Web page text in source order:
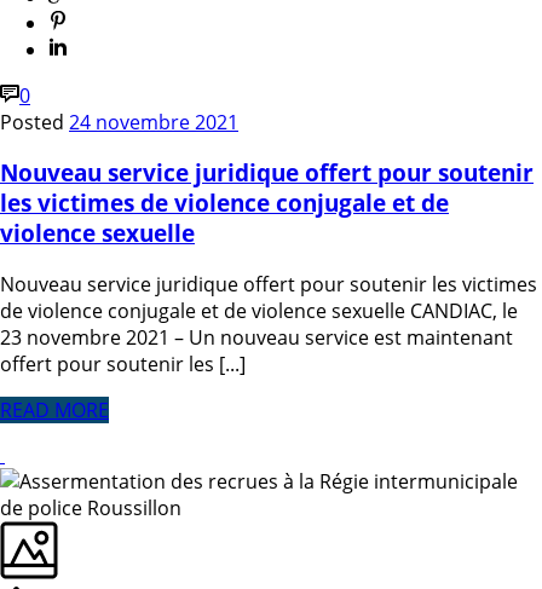
0
Posted 24 novembre 2021
Nouveau service juridique offert pour soutenir
les victimes de violence conjugale et de
violence sexuelle
Nouveau service juridique offert pour soutenir les victimes
de violence conjugale et de violence sexuelle CANDIAC, le
23 novembre 2021 – Un nouveau service est maintenant
offert pour soutenir les [...]
READ MORE